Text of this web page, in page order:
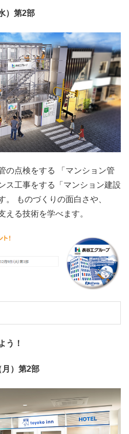
）第2部
の点検をする 「マンション管
ス工事をする「マンション建設
。 ものづくりの面白さや、
える技術を学べます。
う！
月）第2部